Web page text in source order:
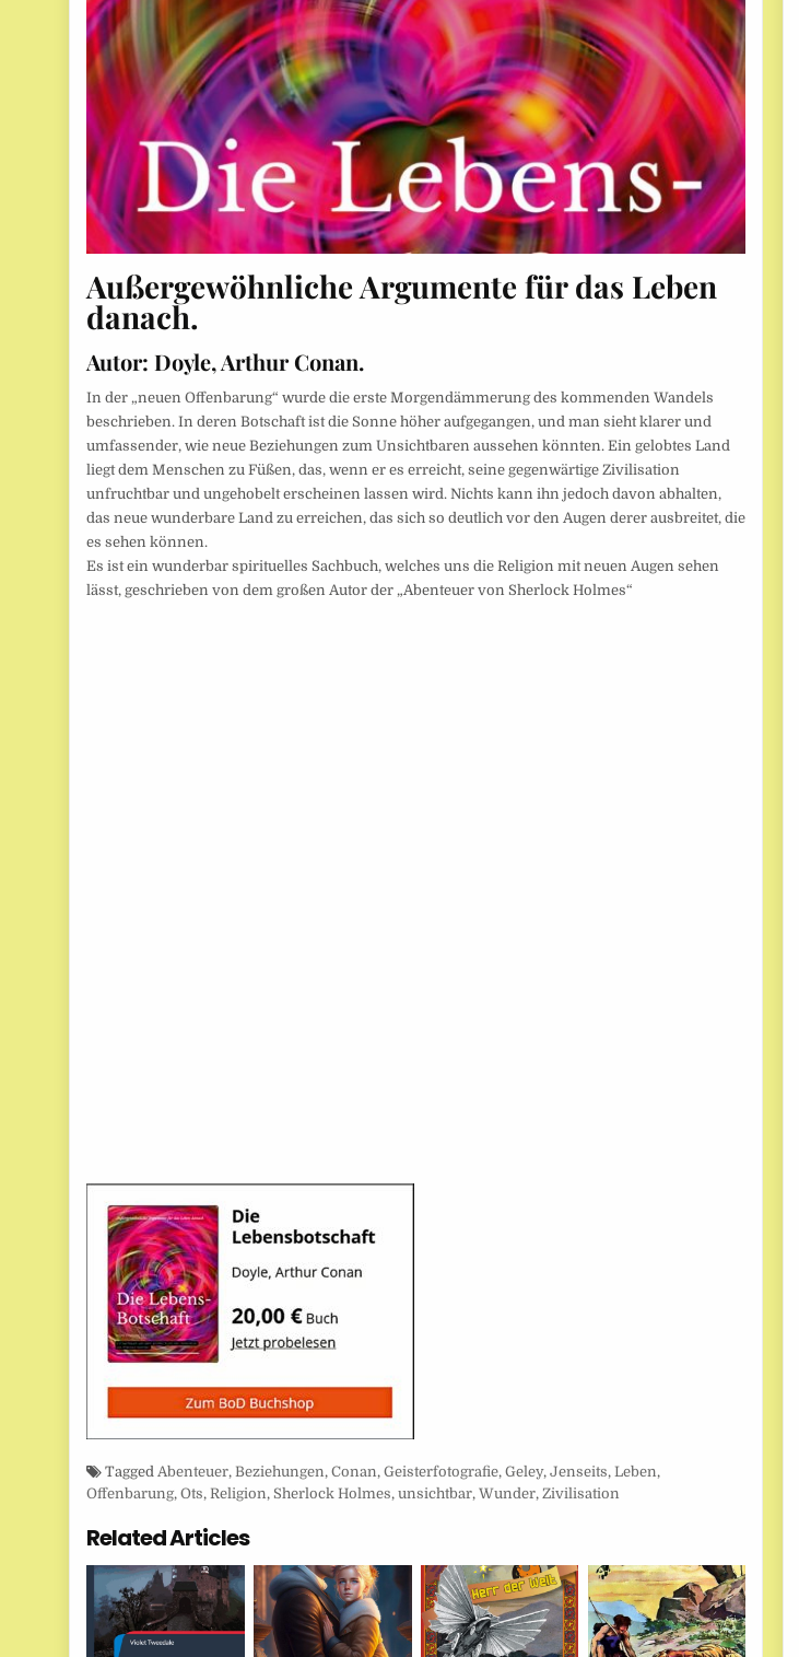
Außergewöhnliche Argumente für das Leben
danach.
Autor: Doyle, Arthur Conan.
In der „neuen Offenbarung“ wurde die erste Morgendämmerung des kommenden Wandels
beschrieben. In deren Botschaft ist die Sonne höher aufgegangen, und man sieht klarer und
umfassender, wie neue Beziehungen zum Unsichtbaren aussehen könnten. Ein gelobtes Land
liegt dem Menschen zu Füßen, das, wenn er es erreicht, seine gegenwärtige Zivilisation
unfruchtbar und ungehobelt erscheinen lassen wird. Nichts kann ihn jedoch davon abhalten,
das neue wunderbare Land zu erreichen, das sich so deutlich vor den Augen derer ausbreitet, die
es sehen können.
Es ist ein wunderbar spirituelles Sachbuch, welches uns die Religion mit neuen Augen sehen
lässt, geschrieben von dem großen Autor der „Abenteuer von Sherlock Holmes“
TaggedAbenteuer,Beziehungen,Conan,Geisterfotografie,Geley,Jenseits,Leben,
Offenbarung,Ots,Religion, Sherlock Holmes,unsichtbar,Wunder,Zivilisation
Related Articles